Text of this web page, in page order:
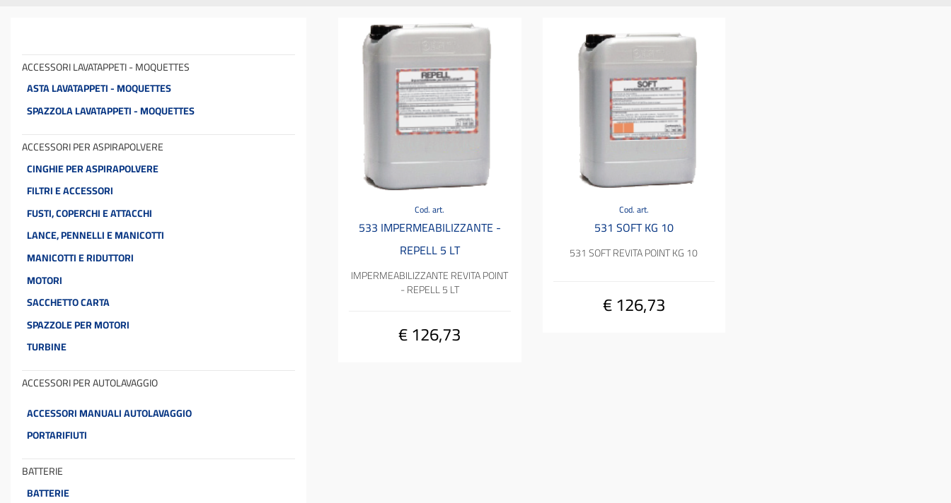
ACCESSORI LAVATAPPETI - MOQUETTES
ASTA LAVATAPPETI - MOQUETTES
SPAZZOLA LAVATAPPETI - MOQUETTES
ACCESSORI PER ASPIRAPOLVERE
CINGHIE PER ASPIRAPOLVERE
FILTRI E ACCESSORI
FUSTI, COPERCHI E ATTACCHI
LANCE, PENNELLI E MANICOTTI
MANICOTTI E RIDUTTORI
MOTORI
SACCHETTO CARTA
SPAZZOLE PER MOTORI
TURBINE
ACCESSORI PER AUTOLAVAGGIO
ACCESSORI MANUALI AUTOLAVAGGIO
PORTARIFIUTI
BATTERIE
BATTERIE
Cod. art.
533 IMPERMEABILIZZANTE -
REPELL 5 LT
IMPERMEABILIZZANTE REVITA POINT
- REPELL 5 LT
€ 126,73
Cod. art.
531 SOFT KG 10
531 SOFT REVITA POINT KG 10
€ 126,73